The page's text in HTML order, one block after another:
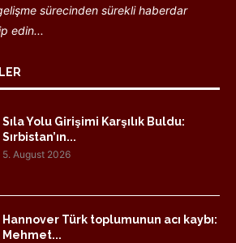
sürecinden sürekli haberdar
edin...
Sıla Yolu Girişimi Karşılık Buldu:
Sırbistan’ın...
5. August 2026
Hannover Türk toplumunun acı kaybı:
Mehmet...